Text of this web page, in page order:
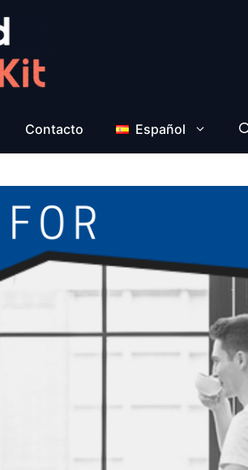
Contacto Español